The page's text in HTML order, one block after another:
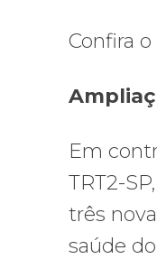
Confira
Em
TRT2-
três
saúde